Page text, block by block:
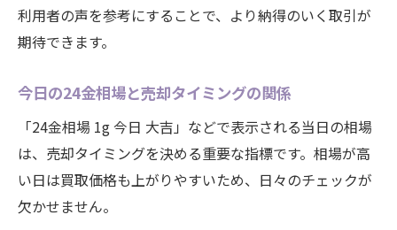
利用者の声を参考にすることで、より納得のいく取引が
期待できます。
今日の24金相場と売却タイミングの関係
「24金相場 1g 今日 大吉」などで表示される当日の相場
は、売却タイミングを決める重要な指標です。相場が高
い日は買取価格も上がりやすいため、日々のチェックが
欠かせません。